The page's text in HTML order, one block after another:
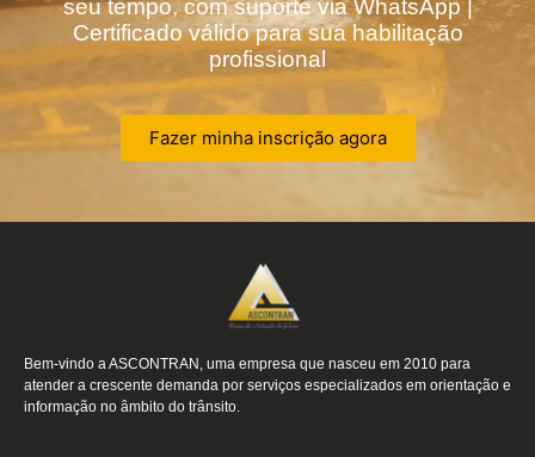
seu tempo, com suporte via WhatsApp |
Certificado válido para sua habilitação
profissional
Fazer minha inscrição agora
Bem-vindo a ASCONTRAN, uma empresa que nasceu em 2010 para
atender a crescente demanda por serviços especializados em orientação e
informação no âmbito do trânsito.